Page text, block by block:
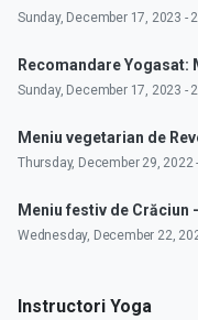
Sunday, December 17, 2023 -
Recomandare Yogasat:
Sunday, December 17, 2023 -
Meniu vegetarian de
Thursday, December 29, 2022
Meniu festiv de Crăciun
Wednesday, December 22,
Instructori Yoga